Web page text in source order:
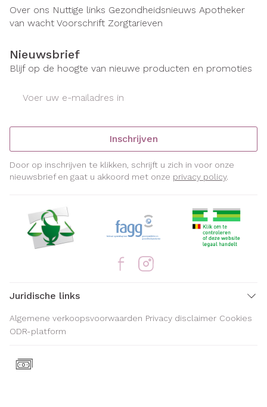
Over ons Nuttige links Gezondheidsnieuws Apotheker
van wacht Voorschrift Zorgtarieven
Nieuwsbrief
Blijf op de hoogte van nieuwe producten en promoties
Inschrijven
Door op inschrijven te klikken, schrijft u zich in voor onze
nieuwsbrief en gaat u akkoord met onze privacy policy.
Juridische links
Algemene verkoopsvoorwaarden Privacy disclaimer Cookies
ODR-platform